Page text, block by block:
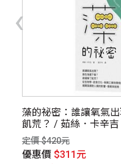
藻的祕密：誰讓氧氣
飢荒？ / 茹絲．卡辛
定價 $420元
優惠價 $311元
‹